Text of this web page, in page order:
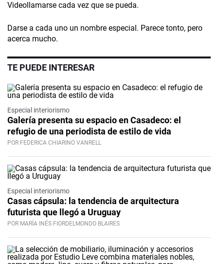
Videollamarse cada vez que se pueda.
Darse a cada uno un nombre especial. Parece tonto, pero
acerca mucho.
TE PUEDE INTERESAR
Especial interiorismo
Galería presenta su espacio en Casadeco: el
refugio de una periodista de estilo de vida
POR FEDERICA CHIARINO VANRELL
Especial interiorismo
Casas cápsula: la tendencia de arquitectura
futurista que llegó a Uruguay
POR MARÍA INÉS FIORDELMONDO BLAIRES